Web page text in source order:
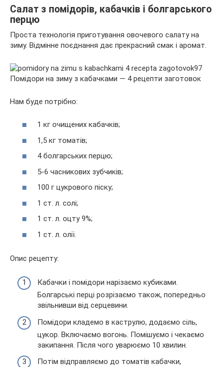
Салат з помідорів, кабачків і болгарського
перцю
Проста технологія приготування овочевого салату на
зиму. Відмінне поєднання дає прекрасний смак і аромат.
Нам буде потрібно:
1 кг очищених кабачків;
1,5 кг томатів;
4 болгарських перцю;
5-6 часникових зубчиків;
100 г цукрового піску;
1 ст. л. солі;
1 ст. л. оцту 9%;
1 ст. л. олії.
Опис рецепту:
Кабачки і помідори нарізаємо кубиками.
Болгарські перці розрізаємо також, попередньо
звільнивши від серцевини.
Помідори кладемо в каструлю, додаємо сіль,
цукор. Включаємо вогонь. Помішуємо і чекаємо
закипання. Після чого уварюємо 10 хвилин.
Потім відправляємо до томатів кабачки,